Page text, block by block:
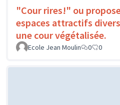
"Cour rires!" ou
espaces attractifs
une cour végétalisée.
Ecole Jean Moulin 0 0